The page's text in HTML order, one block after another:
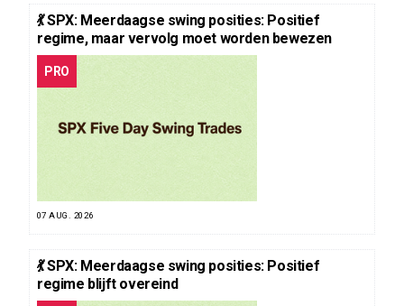
💃 SPX: Meerdaagse swing posities: Positief
regime, maar vervolg moet worden bewezen
PRO
07 AUG. 2026
💃 SPX: Meerdaagse swing posities: Positief
regime blijft overeind